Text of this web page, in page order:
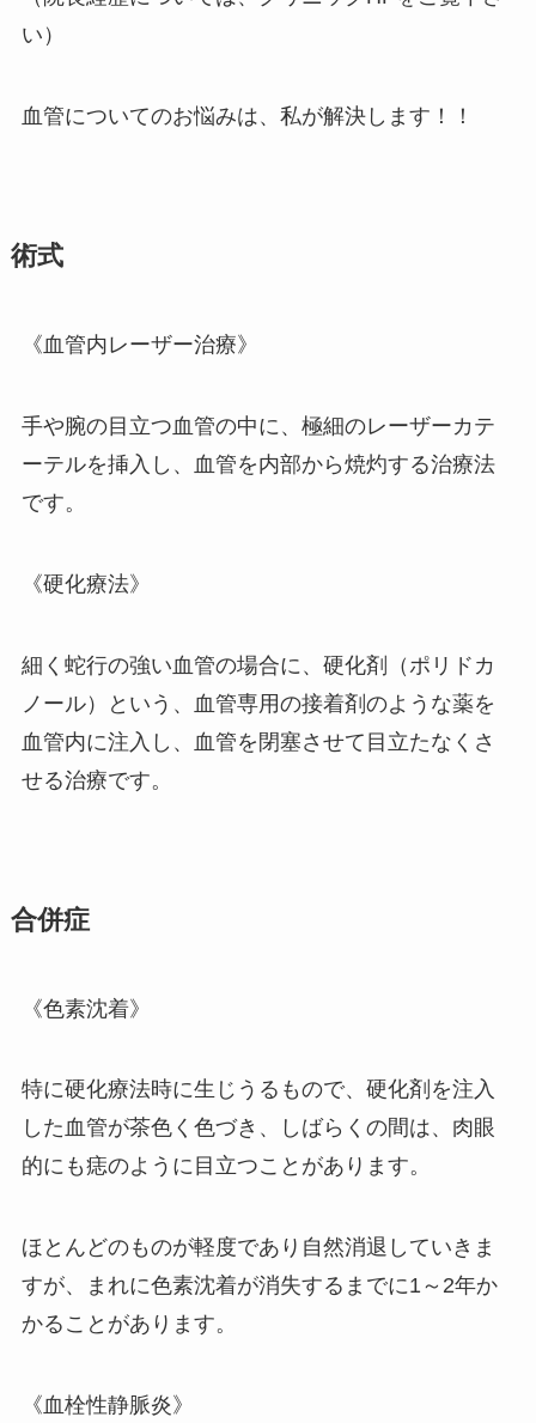
い）
血管についてのお悩みは、私が解決します！！
術式
《血管内レーザー治療》
手や腕の目立つ血管の中に、極細のレーザーカテ
ーテルを挿入し、血管を内部から焼灼する治療法
です。
《硬化療法》
細く蛇行の強い血管の場合に、硬化剤（ポリドカ
ノール）という、血管専用の接着剤のような薬を
血管内に注入し、血管を閉塞させて目立たなくさ
せる治療です。
合併症
《色素沈着》
特に硬化療法時に生じうるもので、硬化剤を注入
した血管が茶色く色づき、しばらくの間は、肉眼
的にも痣のように目立つことがあります。
ほとんどのものが軽度であり自然消退していきま
すが、まれに色素沈着が消失するまでに1～2年か
かることがあります。
《血栓性静脈炎》